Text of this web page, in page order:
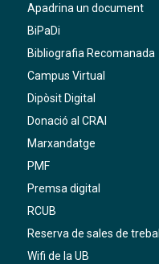
Apadrina un document
BiPaDi
Bibliografia Recomanada
Campus Virtual
Dipòsit Digital
Donació al CRAI
Marxandatge
PMF
Premsa digital
RCUB
Reserva de sales de treball
Wifi de la UB